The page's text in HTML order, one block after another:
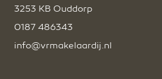
3253 KB Ouddorp
0187 486343
info@vrmakelaardij.nl